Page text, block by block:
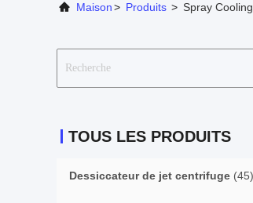
Maison> Produits > Spray
TOUS LES PRODUITS
Dessiccateur de jet centrifuge (45)